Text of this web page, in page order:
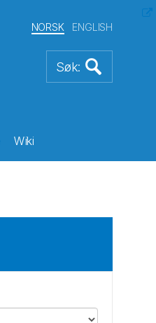
NORSK ENGLISH
Wiki